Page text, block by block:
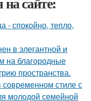
- спокойно, тепло,
в элегантной и
на благородные
пространства.
стиле с
молодой семейной